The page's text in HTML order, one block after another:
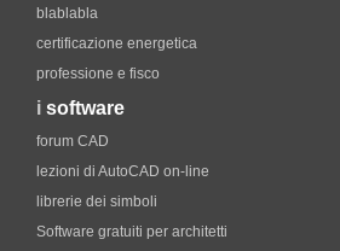
blablabla
certificazione energetica
professione e fisco
i software
forum CAD
lezioni di AutoCAD on-line
librerie dei simboli
Software gratuiti per architetti